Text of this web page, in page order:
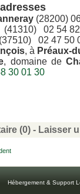
(28200)
(41310) 02 54
02 47 50
, à Préaux-
, domaine de
30 01 30
(0) - Laisser
Hébergement & Support